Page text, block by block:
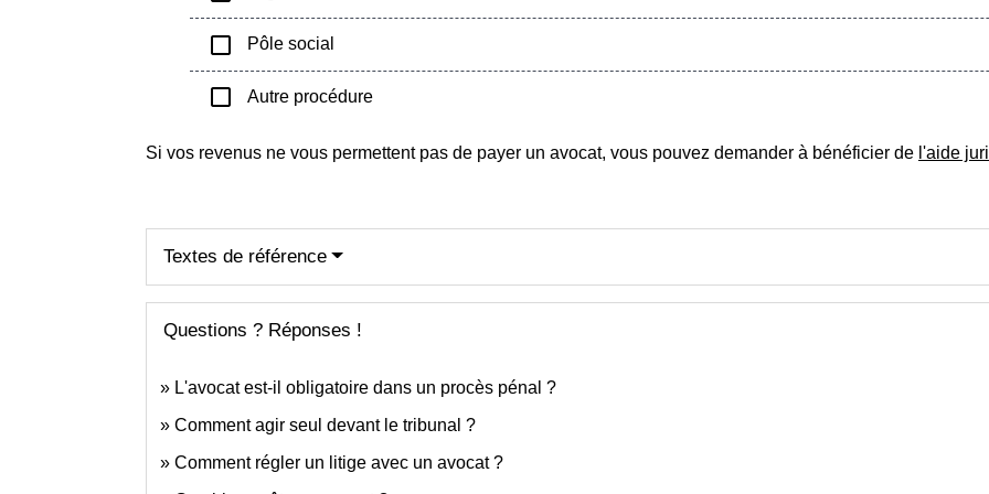
check_box_outline_blank Pôle social
check_box_outline_blank Autre procédure
Si vos revenus ne vous permettent pas de payer un avocat, vous pouvez demander à bénéficier de l'aide
Textes de référence
Questions ? Réponses !
L'avocat est-il obligatoire dans un procès pénal ?
Comment agir seul devant le tribunal ?
Comment régler un litige avec un avocat ?